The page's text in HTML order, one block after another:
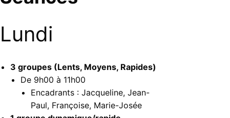
Lundi
3 groupes (Lents, Moyens, Rapides)
De 9h00 à 11h00
Encadrants : Jacqueline, Jean-
Paul, Françoise, Marie-Josée